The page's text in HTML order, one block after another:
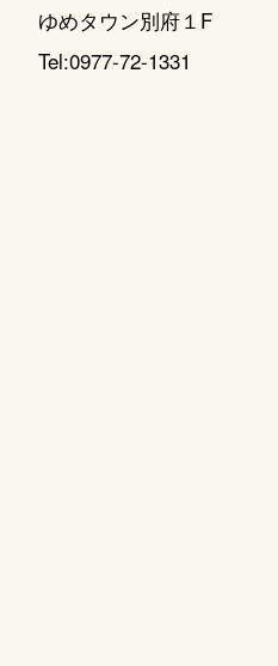
ゆめタウン別府１F
Tel:0977-72-1331